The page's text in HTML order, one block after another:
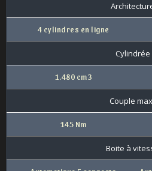
4 cylindres en ligne
Cylindrée
1.480 cm3
Couple
145 Nm
Boite à